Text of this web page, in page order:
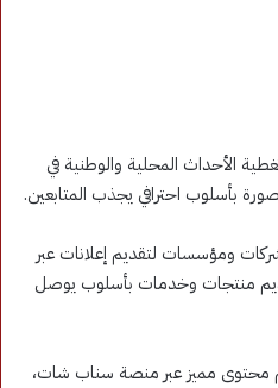
الأحداث المحلية والوطنية في
بأسلوب احترافي يجذب المتابعين.
شركات ومؤسسات لتقديم إعلانات عبر
منتجات وخدمات بأسلوب يوصل
محتوى مميز عبر منصة سناب شات،